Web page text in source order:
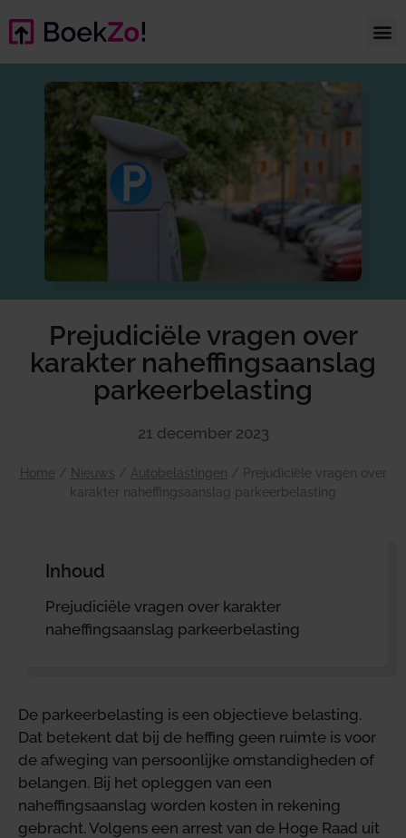
Prejudiciële vragen over
karakter naheffingsaanslag
parkeerbelasting
21 december 2023
Home / Nieuws / Autobelastingen / Prejudiciële vragen over
karakter naheffingsaanslag parkeerbelasting
Inhoud
Prejudiciële vragen over karakter
naheffingsaanslag parkeerbelasting
De parkeerbelasting is een objectieve belasting.
Dat betekent dat bij de heffing geen ruimte is voor
de afweging van persoonlijke omstandigheden of
belangen. Bij het opleggen van een
naheffingsaanslag worden kosten in rekening
gebracht. Volgens een arrest van de Hoge Raad uit